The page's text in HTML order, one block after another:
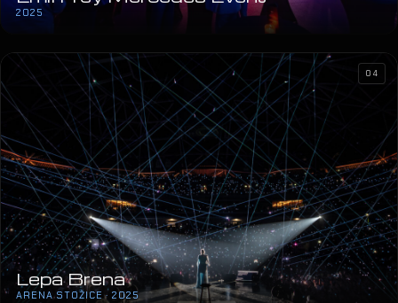
2025
Lepa Brena
ARENA STOŽICE · 2025
04